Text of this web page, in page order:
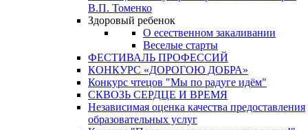
В.П. Томенко
Здоровый ребенок
О есественном закаливании
Веселые старты
ФЕСТИВАЛЬ ПРОФЕССИЙ
КОНКУРС «ДОРОГОЮ ДОБРА»
Конкурс чтецов "Мы по радуге идём"
СКВОЗЬ СЕРДЦЕ И ВРЕМЯ
Независимая оценка качества предоставления
образовательных услуг